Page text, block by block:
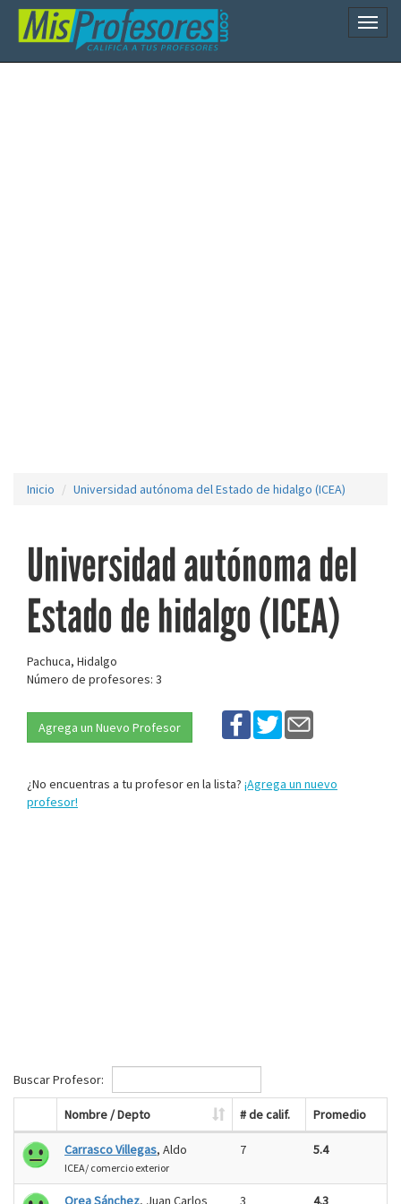
Inicio Universidad autónoma del Estado de hidalgo (ICEA)
Universidad autónoma del
Estado de hidalgo (ICEA)
Pachuca, Hidalgo
Número de profesores: 3
Agrega un Nuevo Profesor
¿No encuentras a tu profesor en la lista? ¡Agrega un nuevo
profesor!
Buscar Profesor:
Nombre / Depto # de calif. Promedio
Carrasco Villegas, Aldo
ICEA/ comercio exterior
7 5.4
Orea Sánchez, Juan Carlos 3 4.3